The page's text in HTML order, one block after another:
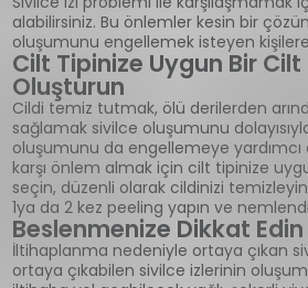
alabilirsiniz. Bu önlemler kesin bir
oluşumunu engellemek isteyen kişilere
Cilt Tipinize Uygun Bir Cilt
Oluşturun
Cildi temiz tutmak, ölü derilerden
sağlamak sivilce oluşumunu
oluşumunu da engellemeye yardımcı
karşı önlem almak için cilt tipinize
seçin, düzenli olarak cildinizi
1ya da 2 kez peeling yapın ve
Beslenmenize Dikkat Edin
İltihaplanma nedeniyle ortaya çıkan
ortaya çıkabilen sivilce izlerinin